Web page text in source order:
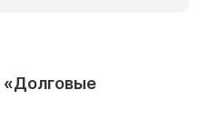
«Долговые